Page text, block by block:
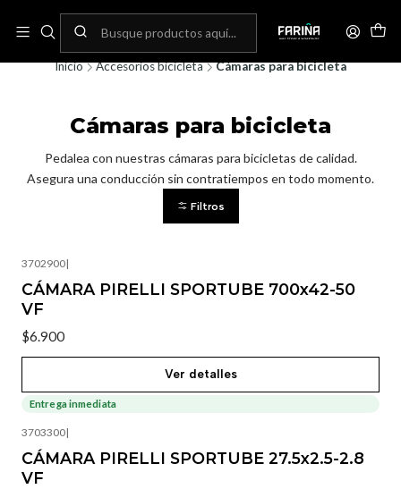
Envíos gratis por compras sobre 80.000! (No aplica para bicicletas)
Inicio Accesorios bicicleta Cámaras para bicicleta
Cámaras para bicicleta
Pedalea con nuestras cámaras para bicicletas de calidad.
Asegura una conducción sin contratiempos en todo momento.
Filtros
3702900|
CÁMARA PIRELLI SPORTUBE 700x42-50
VF
$6.900
Ver detalles
Entrega inmediata
3703300|
CÁMARA PIRELLI SPORTUBE 27.5x2.5-2.8
VF